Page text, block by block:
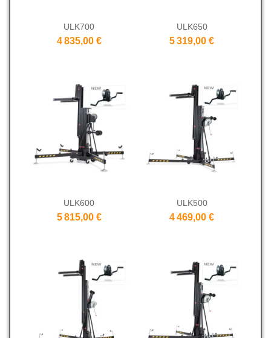
ULK700
4 835,00 €
ULK650
5 319,00 €
ULK600
5 815,00 €
ULK500
4 469,00 €